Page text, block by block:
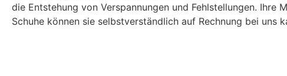
die Entstehung von Verspannungen und Fehlstellungen. Ihre
Schuhe können sie selbstverständlich auf Rechnung bei uns